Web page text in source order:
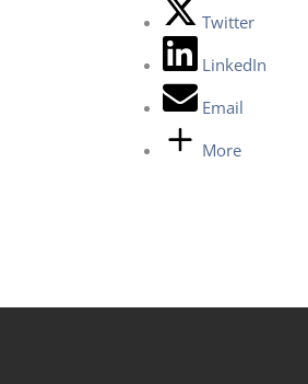
Twitter
LinkedIn
Email
More